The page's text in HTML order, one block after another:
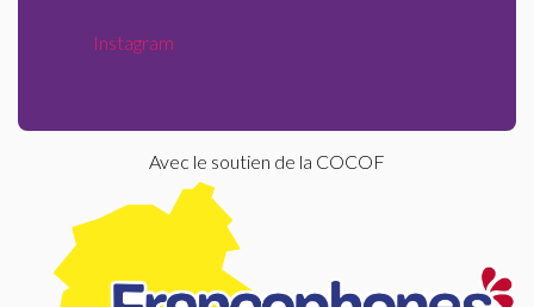
Instagram
Avec le soutien de la COCOF